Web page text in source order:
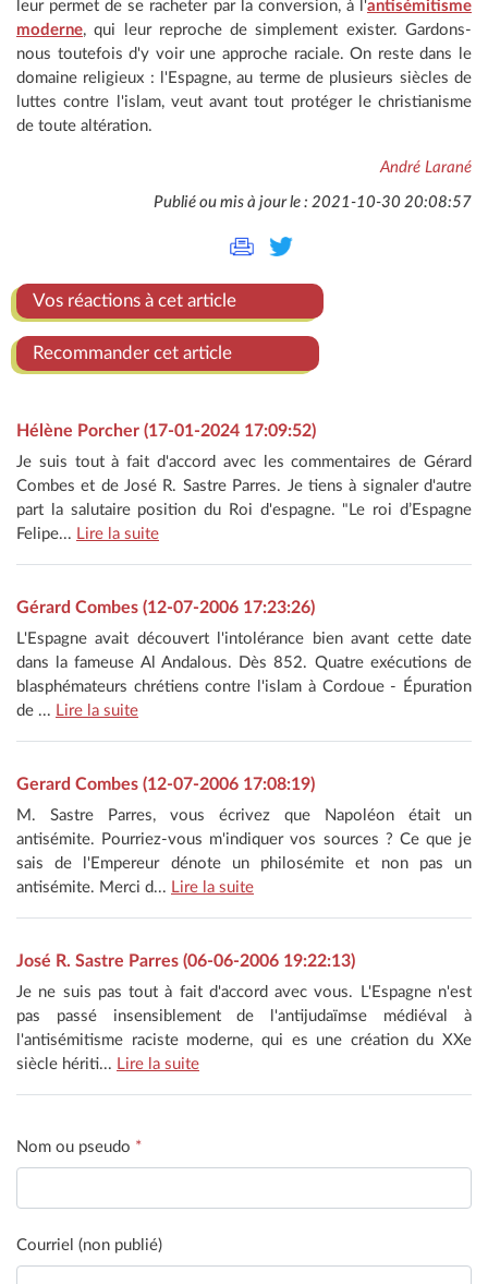
leur permet de se racheter par la conversion, à l'antisémitisme
moderne, qui leur reproche de simplement exister. Gardons-
nous toutefois d'y voir une approche raciale. On reste dans le
domaine religieux : l'Espagne, au terme de plusieurs siècles de
luttes contre l'islam, veut avant tout protéger le christianisme
de toute altération.
André Larané
Publié ou mis à jour le : 2021-10-30 20:08:57
Vos réactions à cet article
Recommander cet article
Hélène Porcher (17-01-2024 17:09:52)
Je suis tout à fait d'accord avec les commentaires de Gérard
Combes et de José R. Sastre Parres. Je tiens à signaler d'autre
part la salutaire position du Roi d'espagne. "Le roi d’Espagne
Felipe... Lire la suite
Gérard Combes (12-07-2006 17:23:26)
L'Espagne avait découvert l'intolérance bien avant cette date
dans la fameuse Al Andalous. Dès 852. Quatre exécutions de
blasphémateurs chrétiens contre l'islam à Cordoue - Épuration
de ... Lire la suite
Gerard Combes (12-07-2006 17:08:19)
M. Sastre Parres, vous écrivez que Napoléon était un
antisémite. Pourriez-vous m'indiquer vos sources ? Ce que je
sais de l'Empereur dénote un philosémite et non pas un
antisémite. Merci d... Lire la suite
José R. Sastre Parres (06-06-2006 19:22:13)
Je ne suis pas tout à fait d'accord avec vous. L'Espagne n'est
pas passé insensiblement de l'antijudaïmse médiéval à
l'antisémitisme raciste moderne, qui es une création du XXe
siècle hériti... Lire la suite
Nom ou pseudo *
Courriel (non publié)